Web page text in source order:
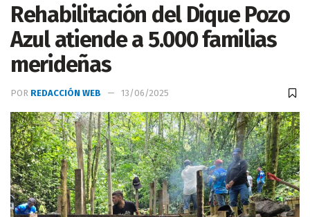
Rehabilitación del Dique Pozo
Azul atiende a 5.000 familias
merideñas
POR REDACCIÓN WEB 13/06/2025